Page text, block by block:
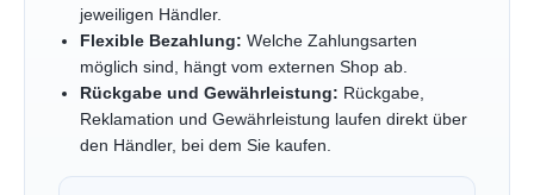
jeweiligen Händler.
Flexible Bezahlung: Welche Zahlungsarten
möglich sind, hängt vom externen Shop ab.
Rückgabe und Gewährleistung: Rückgabe,
Reklamation und Gewährleistung laufen direkt über
den Händler, bei dem Sie kaufen.